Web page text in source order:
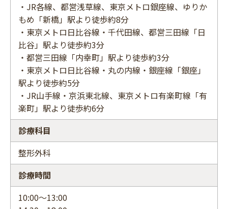
・JR各線、都営浅草線、東京メトロ銀座線、ゆりか
もめ「新橋」駅より徒歩約8分
・東京メトロ日比谷線・千代田線、都営三田線「日
比谷」駅より徒歩約3分
・都営三田線「内幸町」駅より徒歩約3分
・東京メトロ日比谷線・丸の内線・銀座線「銀座」
駅より徒歩約5分
・JR山手線・京浜東北線、東京メトロ有楽町線「有
楽町」駅より徒歩約6分
診療科目
整形外科
診療時間
10:00～13:00